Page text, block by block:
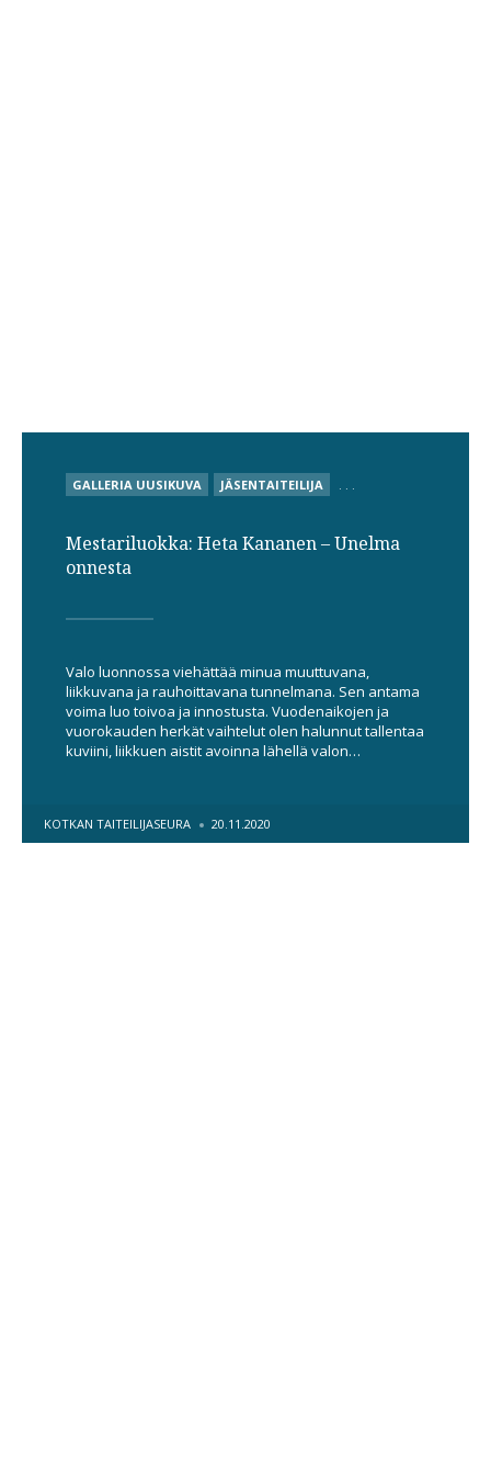
POSTED
IN
GALLERIA UUSIKUVA JÄSENTAITEILIJA . . .
Mestariluokka: Heta Kananen – Unelma
onnesta
Valo luonnossa viehättää minua muuttuvana,
liikkuvana ja rauhoittavana tunnelmana. Sen antama
voima luo toivoa ja innostusta. Vuodenaikojen ja
vuorokauden herkät vaihtelut olen halunnut tallentaa
kuviini, liikkuen aistit avoinna lähellä valon…
POSTED
BY
KOTKAN TAITEILIJASEURA 20.11.2020